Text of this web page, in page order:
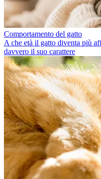
Comportamento del gatto
A che età il gatto diventa più
davvero il suo carattere